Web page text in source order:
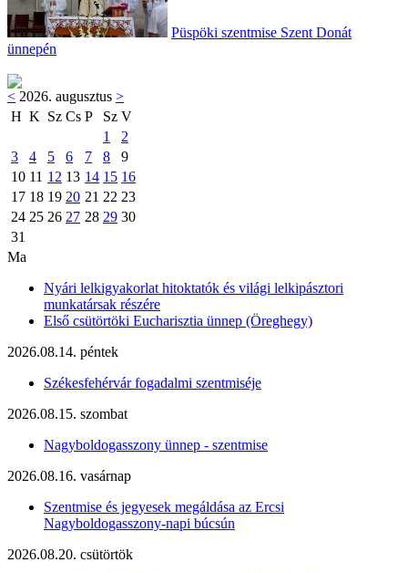
Püspöki szentmise Szent Donát
ünnepén
< 2026. augusztus >
H K Sz Cs P Sz V
1
2
3
4 5 6 7 8
9
10 11 12 13 14 15 16
17 18 19 20 21 22 23
24 25 26 27 28 29 30
31
Ma
Nyári lelkigyakorlat hitoktatók és világi lelkipásztori
munkatársak részére
Első csütörtöki Eucharisztia ünnep (Öreghegy)
2026.08.14. péntek
Székesfehérvár fogadalmi szentmiséje
2026.08.15. szombat
Nagyboldogasszony ünnep - szentmise
2026.08.16. vasárnap
Szentmise és jegyesek megáldása az Ercsi
Nagyboldogasszony-napi búcsún
2026.08.20. csütörtök